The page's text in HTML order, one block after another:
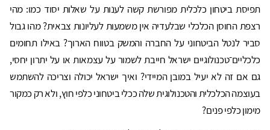
תפיסת ביטחון כלכלית מפורשת קשה לענות על שאלות יסוד כמו: מהי
רצפת החוסן הכלכלי שבלעדיה אין משמעות לעליונות צבאית? מהו גבול
סביר לנטל הביטחוני על החברה והמשק בטווח הארוך? באילו תחומים
כלכליים־טכנולוגיים ישראל חייבת לשמור על עצמאות או על יתרון יחסי,
גם אם זה לא יעיל במובן המיידי? ואיך ישראל יכולה וצריכה להשתמש
בעוצמה הכלכלית והטכנולוגית שלה ככלי ביטחוני כלפי חוץ, ולא רק כמקור
מימון כלפי פנים?